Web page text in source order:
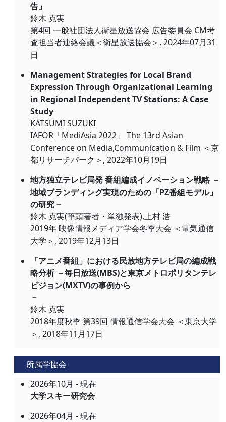
告」
鈴木 克実
第4回 一般社団法人衛星放送協会 広告委員会 CM考
査担当者連絡会議＜衛星放送協会＞, 2024年07月31
日
Management Strategies for Local Brand
Expression Through Organizational Learning
in Regional Independent TV Stations: A Case
Study
KATSUMI SUZUKI
IAFOR「MediAsia 2022」 The 13rd Asian
Conference on Media,Communication & Film ＜京
都リサーチパーク＞, 2022年10月19日
地方独立テレビ局発 番組編成イノベーション戦略 －
地域ブランディング実現のための「PZ番組モデル」
の研究－
鈴木 克実(筆頭著者・単独発表),上村 浩
2019年 映像情報メディア学会冬季大会 ＜電気通信
大学＞, 2019年12月13日
「アニメ番組」における民放地方テレビ局の編成戦
略分析 －毎日放送(MBS)と東京メトロポリタンテレ
ビジョン(MXTV)の事例から
－
鈴木 克実
2018年度秋季 第39回 情報通信学会大会 ＜東京大学
＞, 2018年11月17日
所属学協会
2026年10月 - 現在
大学スキー研究会
2026年04月 - 現在